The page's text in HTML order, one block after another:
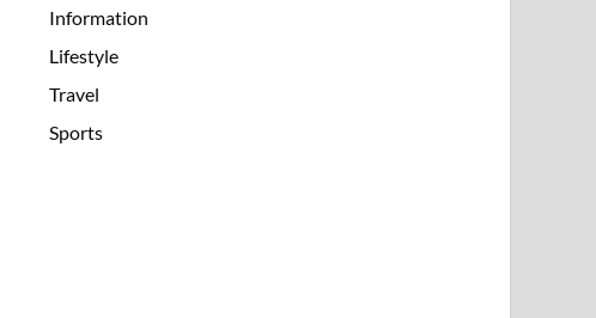
Information
Lifestyle
Travel
Sports